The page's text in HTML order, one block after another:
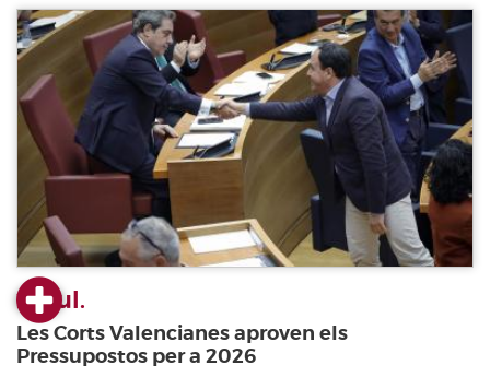
22 jul.
Les Corts Valencianes aproven els
Pressupostos per a 2026